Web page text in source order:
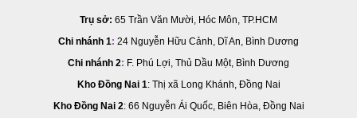
Trụ sở: 65 Trần Văn Mười, Hóc Môn, TP.HCM
Chi nhánh 1: 24 Nguyễn Hữu Cảnh, Dĩ An, Bình Dương
Chi nhánh 2: F. Phú Lợi, Thủ Dầu Một, Bình Dương
Kho Đồng Nai 1: Thị xã Long Khánh, Đồng Nai
Kho Đồng Nai 2: 66 Nguyễn Ái Quốc, Biên Hòa, Đồng Nai